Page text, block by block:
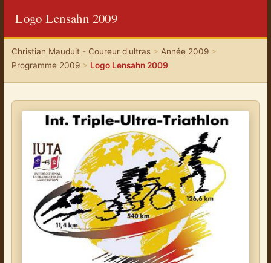
Logo Lensahn 2009
Christian Mauduit - Coureur d'ultras> Année 2009>
Programme 2009> Logo Lensahn 2009